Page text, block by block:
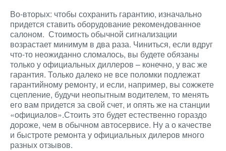
Во-вторых: чтобы сохранить гарантию, изначально
придется ставить оборудование рекомендованное
салоном. Стоимость обычной сигнализации
возрастает минимум в два раза. Чиниться, если вдруг
что-то неожиданно сломалось, вы будете обязаны
только у официальных диллеров – конечно, у вас же
гарантия. Только далеко не все поломки подлежат
гарантийному ремонту, и если, например, вы сожжете
сцепление, будучи неопытным водителем, то менять
его вам придется за свой счет, и опять же на станции
«официалов».Стоить это будет естественно гораздо
дороже, чем в обычном автосервисе. Ну а о качестве
и быстроте ремонта у официальных дилеров много
разных отзывов.